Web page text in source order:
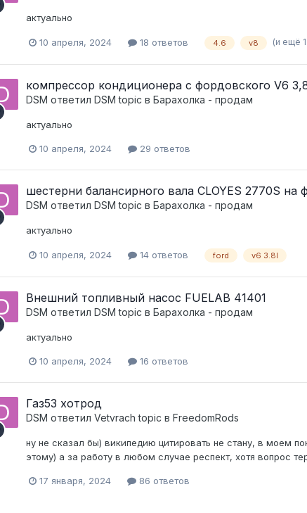
актуально
10 апреля, 2024 18 ответов 4.6 v8 (и ещё 1
компрессор кондиционера с фордовского V6
DSM ответил DSM topic в Барахолка - продам
актуально
10 апреля, 2024 29 ответов
шестерни балансирного вала CLOYES 2770S на
DSM ответил DSM topic в Барахолка - продам
актуально
10 апреля, 2024 14 ответов ford v6 3.8l
Внешний топливный насос FUELAB 41401
DSM ответил DSM topic в Барахолка - продам
актуально
10 апреля, 2024 16 ответов
Газ53 хотрод
DSM ответил Vetvrach topic в FreedomRods
ну не сказал бы) википедию цитировать не стану, в моем
этому) а за работу в любом случае респект, хотя вопрос
17 января, 2024 86 ответов